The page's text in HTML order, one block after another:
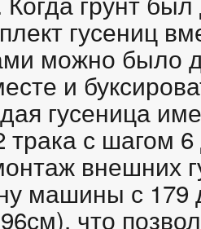
гусениц
можно было
и
гусеница
трака с шагом
внешних
машины с 179
что